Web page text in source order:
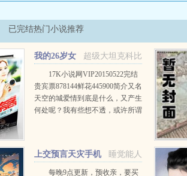
已完结热门小说推荐
超级大坦克科比
我的26岁女
房客17K小说网VIP20150522完结
贵宾票878144鲜花445900简介又名
天空的城爱情到底是什么，又产生
何处呢？我有些想不透，或许所谓
睡觉能人
上交预言天灾手机
每晚9点更新，预收亲，要买